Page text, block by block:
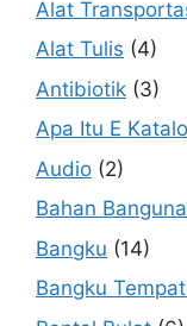
Alat
Alat Tulis (4)
Antibiotik (3)
Apa Itu E
Audio (2)
Bahan
Bangku (14)
Bangku